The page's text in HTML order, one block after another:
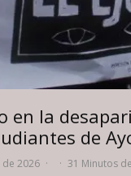
en la
de
2026 · · 31 Minutos